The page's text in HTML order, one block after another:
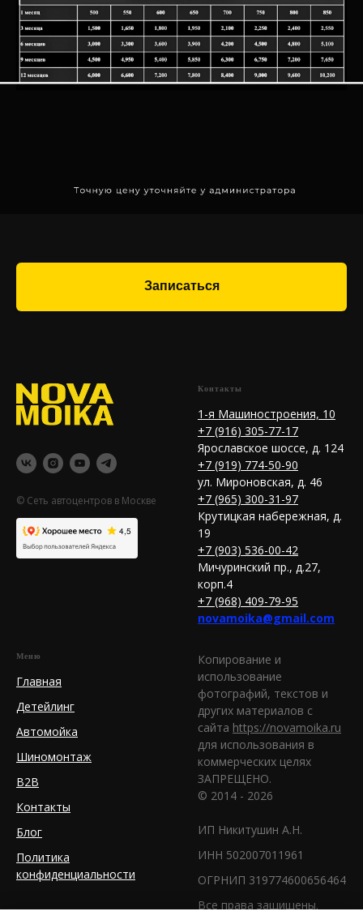
Записаться
© Сеть автоцентров в Москве
Контакты
1-я Машиностроения, 10
+7 (916) 305-77-17
Ярославское шоссе, д. 124
+7 (919) 774-50-90
ул. Мироновская, д. 46
+7 (965) 300-31-97
Крутицкая набережная, д.
19
+7 (903) 536-00-42
Мичуринский пр., д.27,
корп.4
+7 (968) 409-79-95
novamoika@gmail.com
Меню
Главная
Детейлинг
Автомойка
Шиномонтаж
B2B
Контакты
Блог
Политика
конфиденциальности
Копирование и
использование
фотографий, текстов и
других материалов с
сайта https://novamoika.ru
для использования в
коммерческих целях
ЗАПРЕЩЕНО.
© 2014 - 2026
ИП Никитушин А.Н.
ИНН 502007011961
ОГРНИП 319774600656464
Все права защищены.